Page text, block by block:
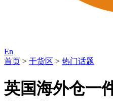
En
首页 > 干货区 > 热门话题
英国海外仓一